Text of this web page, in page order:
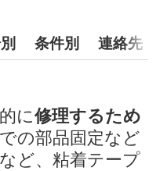
条件別 連絡先
に修理するため
の部品固定など
など、粘着テープ